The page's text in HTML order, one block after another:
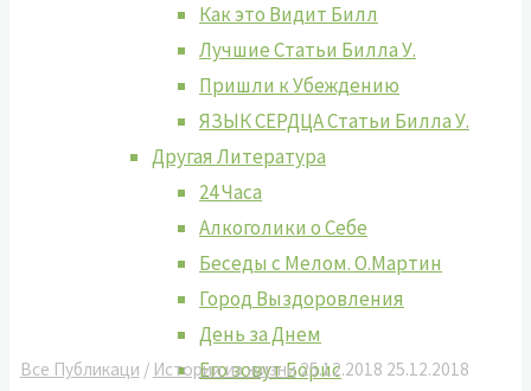
Как это Видит Билл
Лучшие Cтатьи Билла У.
Пришли к Убеждению
ЯЗЫК СЕРДЦА Статьи Билла У.
Другая Литература
24 Часа
Алкоголики о Себе
Беседы с Мелом. О.Мартин
Город Выздоровления
День за Днем
Его зовут Борис
Все Публикаци / Истории из жизни25.12.2018 25.12.2018